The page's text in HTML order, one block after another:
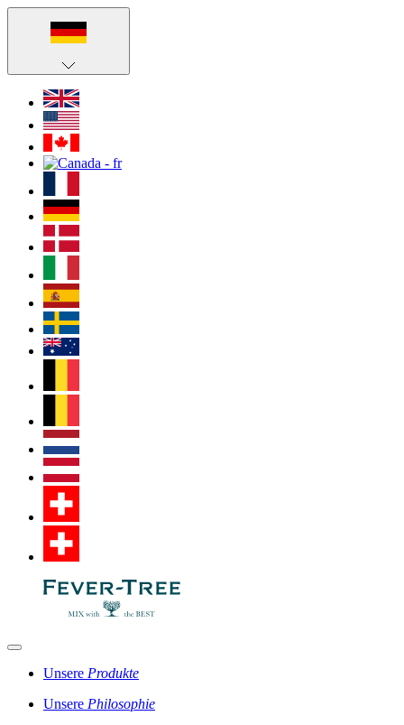
Unsere Produkte
Unsere Philosophie